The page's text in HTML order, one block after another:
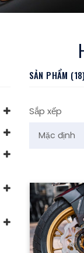
SẢN PHẨM (18)
Sắp xếp